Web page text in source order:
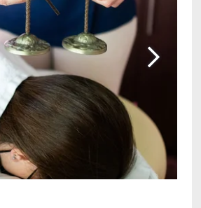
Hotel Martin's Red
Tubize, 4*